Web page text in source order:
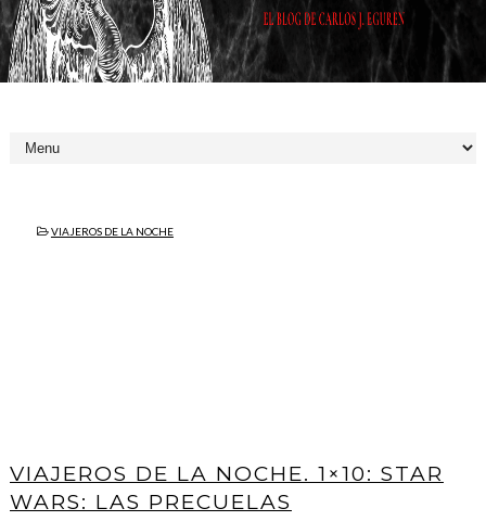
VIAJEROS DE LA NOCHE
VIAJEROS DE LA NOCHE. 1×10: STAR
WARS: LAS PRECUELAS